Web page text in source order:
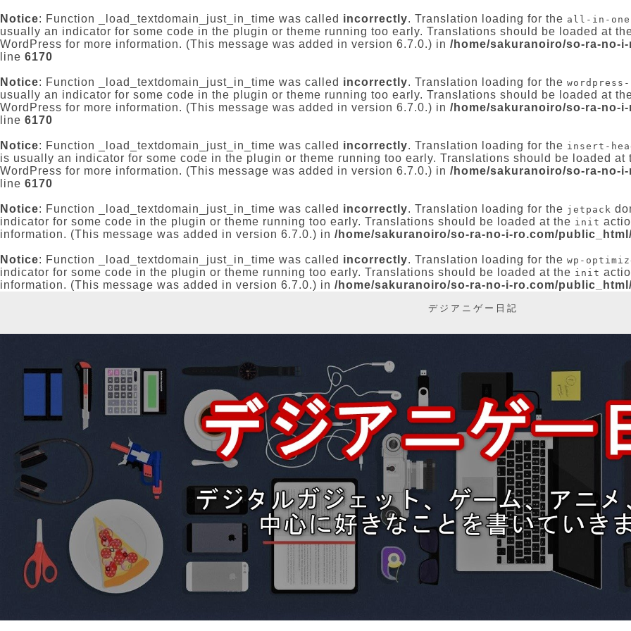
Notice: Function _load_textdomain_just_in_time was called incorrectly. Translation loading for the all-in-
usually an indicator for some code in the plugin or theme running too early. Translations should be loaded at
WordPress for more information. (This message was added in version 6.7.0.) in /home/sakuranoiro/so-ra-no-
line 6170
Notice: Function _load_textdomain_just_in_time was called incorrectly. Translation loading for the
usually an indicator for some code in the plugin or theme running too early. Translations should be loaded at
WordPress for more information. (This message was added in version 6.7.0.) in /home/sakuranoiro/so-ra-no-
line 6170
Notice: Function _load_textdomain_just_in_time was called incorrectly. Translation loading for the insert-
is usually an indicator for some code in the plugin or theme running too early. Translations should be loaded at
WordPress for more information. (This message was added in version 6.7.0.) in /home/sakuranoiro/so-ra-no-
line 6170
Notice: Function _load_textdomain_just_in_time was called incorrectly. Translation loading for the jetpack
indicator for some code in the plugin or theme running too early. Translations should be loaded at the init
information. (This message was added in version 6.7.0.) in /home/sakuranoiro/so-ra-no-i-ro.com/
Notice: Function _load_textdomain_just_in_time was called incorrectly. Translation loading for the wp-
indicator for some code in the plugin or theme running too early. Translations should be loaded at the init
information. (This message was added in version 6.7.0.) in /home/sakuranoiro/so-ra-no-i-ro.com/
デジアニゲー日記